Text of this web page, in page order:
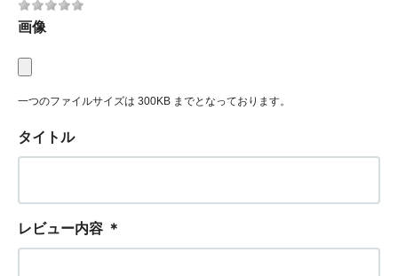
画像
一つのファイルサイズは 300KB までとなっております。
タイトル
レビュー内容 ＊